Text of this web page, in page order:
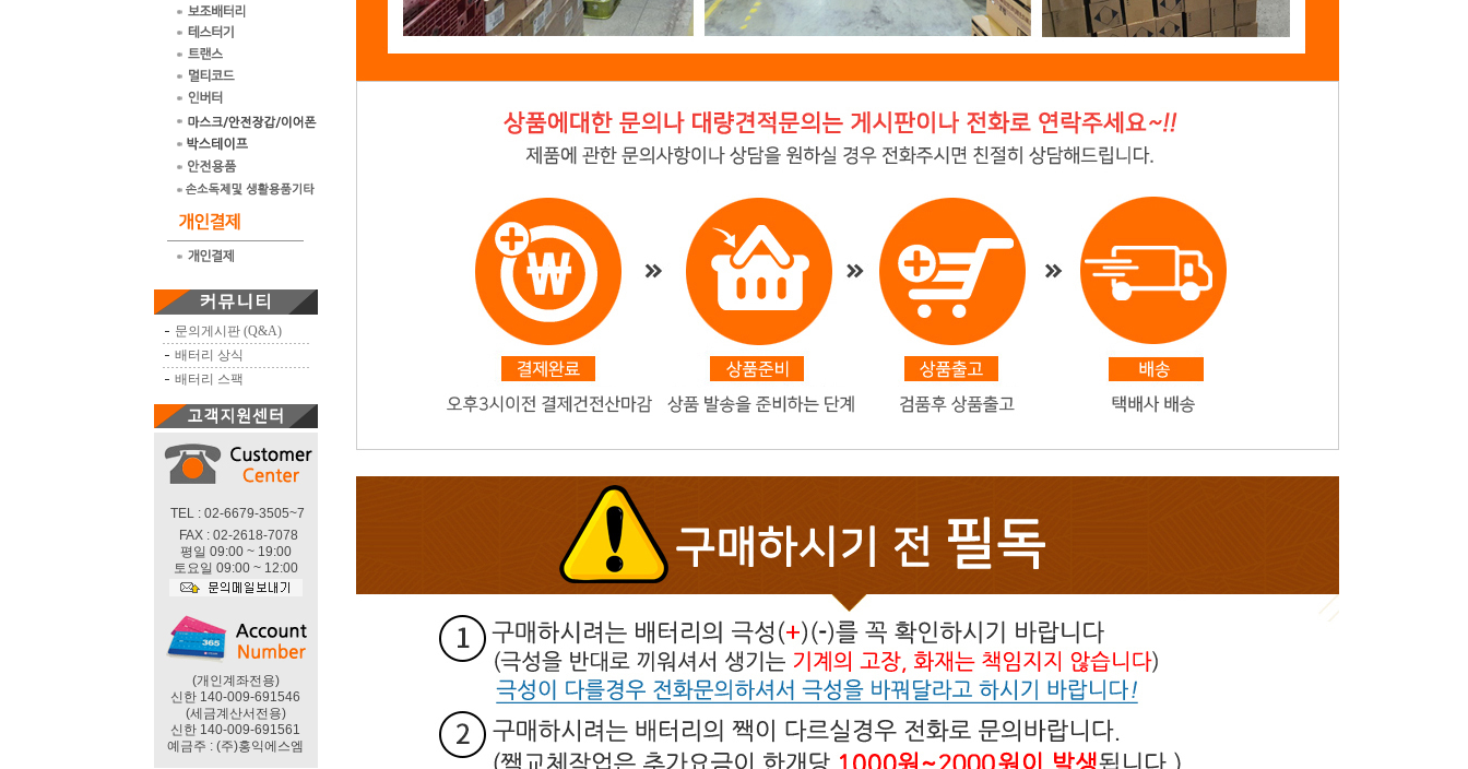
문의게시판 (Q&A)
배터리 상식
배터리 스팩
TEL : 02-6679-3505~7
FAX : 02-2618-7078
평일 09:00 ~ 19:00
토요일 09:00 ~ 12:00
(개인계좌전용)
신한 140-009-691546
(세금계산서전용)
신한 140-009-691561
예금주 : (주)홍익에스엠